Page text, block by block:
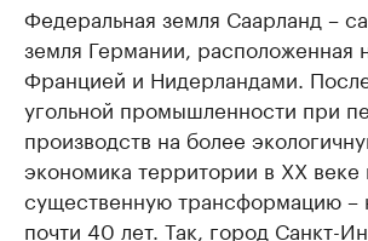
Федеральная земля Саарланд –
земля Германии, расположенная
Францией и Нидерландами.
угольной промышленности при
производств на более
экономика территории в XX
существенную трансформацию –
почти 40 лет. Так, город Санкт-